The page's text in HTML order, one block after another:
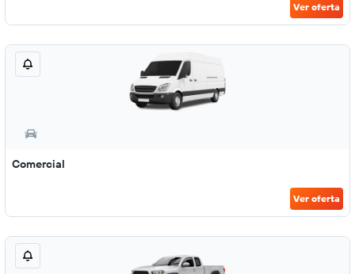
Ver oferta
Comercial
Ver oferta